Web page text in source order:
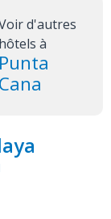
d'autres
hôtels à
Punta
Cana